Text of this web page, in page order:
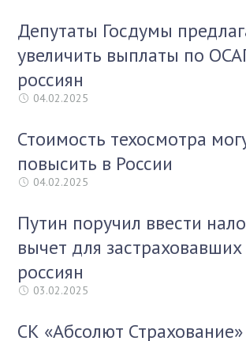
Депутаты Госдумы
увеличить выплаты по
россиян
04.02.2025
Стоимость техосмотра
повысить в России
04.02.2025
Путин поручил ввести
вычет для
россиян
03.02.2025
СК «Абсолют Страхование»